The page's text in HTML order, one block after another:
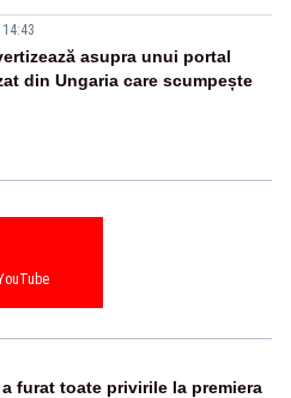
asupra unui portal
din Ungaria care scumpește
furat toate privirile la premiera